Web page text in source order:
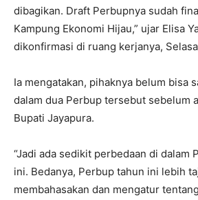
dibagikan. Draft Perbupnya sudah
Kampung Ekonomi Hijau,” ujar Elisa
dikonfirmasi di ruang kerjanya,
Ia mengatakan, pihaknya belum bisa
dalam dua Perbup tersebut sebelum
Bupati Jayapura.
“Jadi ada sedikit perbedaan di dalam
ini. Bedanya, Perbup tahun ini lebih
membahasakan dan mengatur